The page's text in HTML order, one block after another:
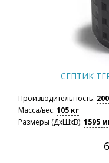
СЕПТИК
Производительность:
Масса/вес: 105 кг
Размеры (ДхШхВ): 1595